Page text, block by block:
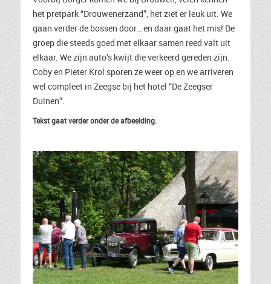
het pretpark “Drouwenerzand”, het ziet er leuk uit. We
gaan verder de bossen door… en daar gaat het mis! De
groep die steeds goed met elkaar samen reed valt uit
elkaar. We zijn auto’s kwijt die verkeerd gereden zijn.
Coby en Pieter Krol sporen ze weer op en we arriveren
wel compleet in Zeegse bij het hotel “De Zeegser
Duinen”.
Tekst gaat verder onder de afbeelding.